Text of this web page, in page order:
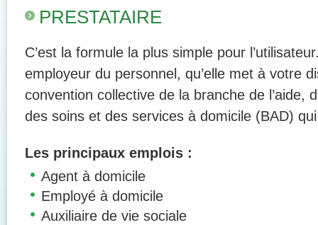
PRESTATAIRE
C’est la formule la plus simple pour
employeur du personnel, qu’elle met à votre
convention collective de la branche de l’aide,
des soins et des services à domicile (BAD) qui
Les principaux emplois :
Agent à domicile
Employé à domicile
Auxiliaire de vie sociale